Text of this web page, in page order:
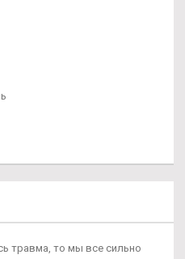
травма, то мы все сильно